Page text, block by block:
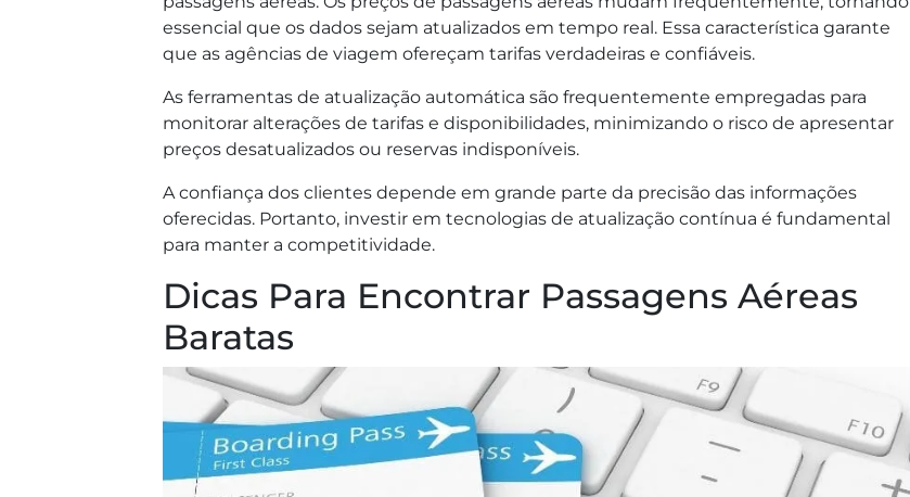
essencial que os dados sejam atualizados em tempo real. Essa característica garante
que as agências de viagem ofereçam tarifas verdadeiras e confiáveis.
As ferramentas de atualização automática são frequentemente empregadas para
monitorar alterações de tarifas e disponibilidades, minimizando o risco de apresentar
preços desatualizados ou reservas indisponíveis.
A confiança dos clientes depende em grande parte da precisão das informações
oferecidas. Portanto, investir em tecnologias de atualização contínua é fundamental
para manter a competitividade.
Dicas Para Encontrar Passagens Aéreas
Baratas